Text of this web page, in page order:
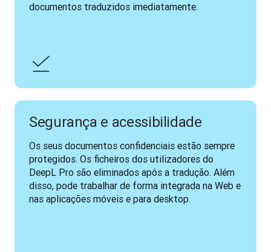
documentos traduzidos imediatamente.
Segurança e acessibilidade
Os seus documentos confidenciais estão sempre
protegidos. Os ficheiros dos utilizadores do
DeepL Pro são eliminados após a tradução. Além
disso, pode trabalhar de forma integrada na Web e
nas aplicações móveis e para desktop.